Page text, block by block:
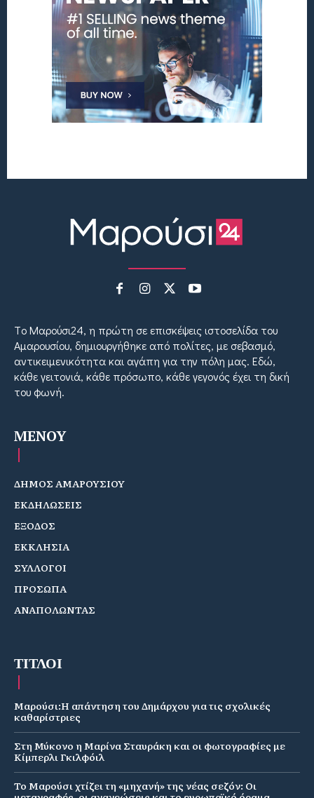
Tο Μαρούσι24, η πρώτη σε επισκέψεις ιστοσελίδα του
Αμαρουσίου, δημιουργήθηκε από πολίτες, με σεβασμό,
αντικειμενικότητα και αγάπη για την πόλη μας. Εδώ,
κάθε γειτονιά, κάθε πρόσωπο, κάθε γεγονός έχει τη δική
του φωνή.
MENOY
ΔΗΜΟΣ ΑΜΑΡΟΥΣΙΟΥ
ΕΚΔΗΛΩΣΕΙΣ
ΕΞΟΔΟΣ
ΕΚΚΛΗΣΙΑ
ΣΥΛΛΟΓΟΙ
ΠΡΟΣΩΠΑ
ΑΝΑΠΟΛΩΝΤΑΣ
ΤΙΤΛΟΙ
Μαρούσι:Η απάντηση του Δημάρχου για τις σχολικές
καθαρίστριες
Στη Μύκονο η Μαρίνα Σταυράκη και οι φωτογραφίες με
Κίμπερλι Γκιλφόιλ
Το Μαρούσι χτίζει τη «μηχανή» της νέας σεζόν: Οι